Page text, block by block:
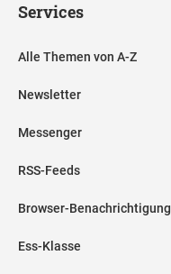
Services
Alle Themen von A-Z
Newsletter
Messenger
RSS-Feeds
Browser-Benachrichtigung
Ess-Klasse